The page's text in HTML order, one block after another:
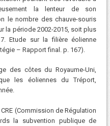
la lenteur de son
le nombre des chauve-souris
la période 2002-2015, soit plus
Etude sur la filière éolienne
– Rapport final. p. 167).
des côtes du Royaume-Uni,
les éoliennes du Tréport,
(Commission de Régulation
la subvention publique de